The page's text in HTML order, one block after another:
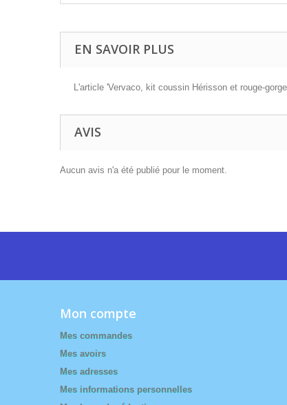
EN SAVOIR PLUS
L'article 'Vervaco, kit coussin Hérisson et rouge-
AVIS
Aucun avis n'a été publié pour le moment.
Mon compte
Mes commandes
Mes avoirs
Mes adresses
Mes informations personnelles